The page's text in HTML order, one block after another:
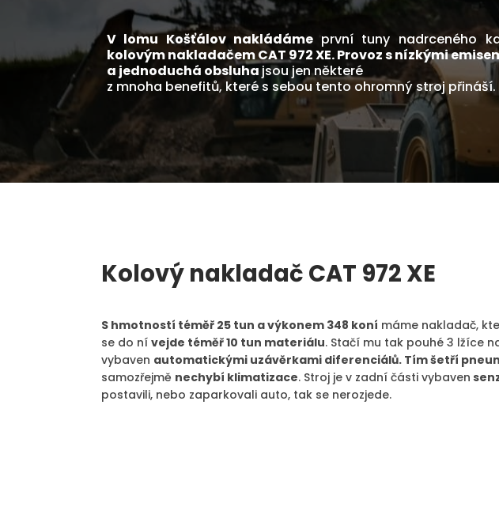
V lomu Košťálov nakládámeprvní tuny nadrceného
kolovým nakladačem CAT 972 XE. Provoz s nízkými
a jednoduchá obsluha jsou jen některé
z mnoha benefitů, které s sebou tento ohromný stroj
Kolový nakladač CAT 972 XE
S hmotností téměř 25 tun a výkonem 348 koní máme nakladač,
se do ní vejde téměř 10 tun materiálu. Stačí mu tak pouhé 3 lžíce
vybaven automatickými uzávěrkami diferenciálů. Tím šetří
samozřejmě nechybí klimatizace. Stroj je v zadní části vybaven
postavili, nebo zaparkovali auto, tak se nerozjede.